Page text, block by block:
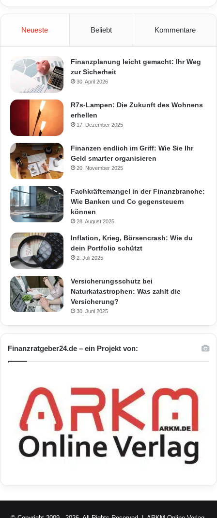
Neueste Beliebt Kommentare
Finanzplanung leicht gemacht: Ihr Weg
zur Sicherheit
30. April 2026
R7s-Lampen: Die Zukunft des Wohnens
erhellen
17. Dezember 2025
Finanzen endlich im Griff: Wie Sie Ihr
Geld smarter organisieren
20. November 2025
Fachkräftemangel in der Finanzbranche:
Wie Banken und Co gegensteuern
können
28. August 2025
Inflation, Krieg, Börsencrash: Wie du
dein Portfolio schützt
2. Juli 2025
Versicherungsschutz bei
Naturkatastrophen: Was zahlt die
Versicherung?
30. Juni 2025
Finanzratgeber24.de – ein Projekt von: